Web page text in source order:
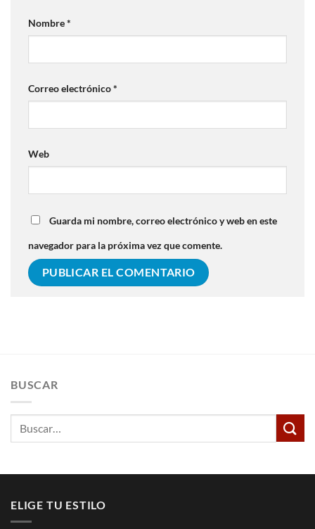
Nombre*
Correo electrónico*
Web
Guarda mi nombre, correo electrónico y web en este
navegador para la próxima vez que comente.
BUSCAR
ELIGE TU ESTILO